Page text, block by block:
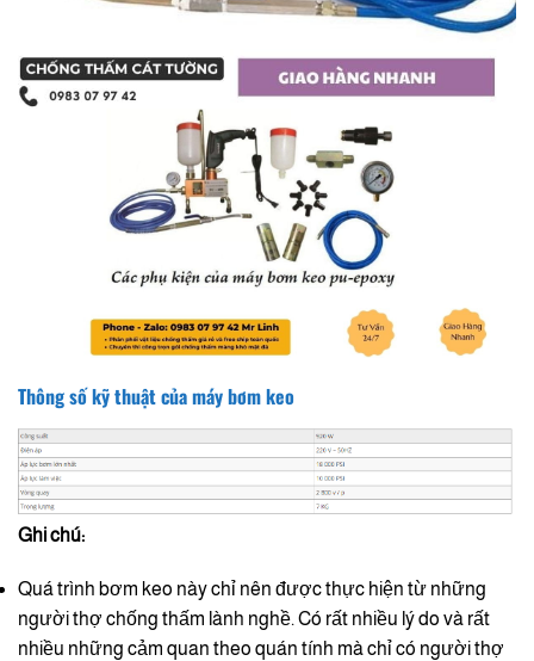
Thông số kỹ thuật của máy bơm keo
Ghi chú:
Quá trình bơm keo này chỉ nên được thực hiện từ những
người thợ chống thấm lành nghề. Có rất nhiều lý do và rất
nhiều những cảm quan theo quán tính mà chỉ có người thợ